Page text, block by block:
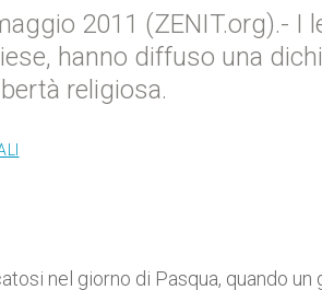
2011 (ZENIT.org).- I
hanno diffuso una
religiosa.
nel giorno di Pasqua, quando